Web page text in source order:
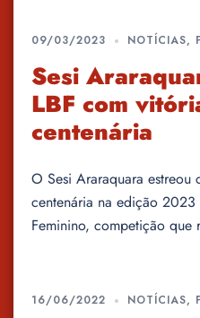
09/03/2023 NOTÍCIAS,
Sesi
LBF com
centenária
O Sesi Araraquara
centenária na edição 2023
Feminino, competição
16/06/2022 NOTÍCIAS,